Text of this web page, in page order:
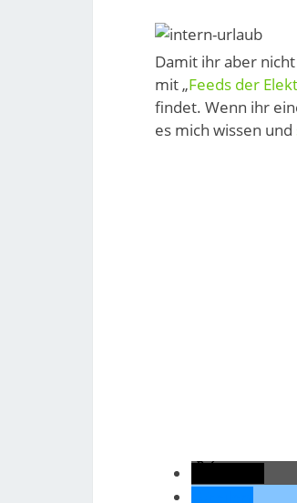
Damit ihr aber
mit „Feeds der
findet. Wenn ihr
es mich wissen und